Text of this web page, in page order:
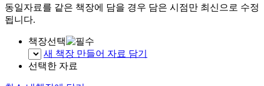
동일자료를 같은 책장에 담을 경우 담은 시점만 최신으로 수정
됩니다.
책장선택
새 책장 만들어 자료 담기
선택한 자료